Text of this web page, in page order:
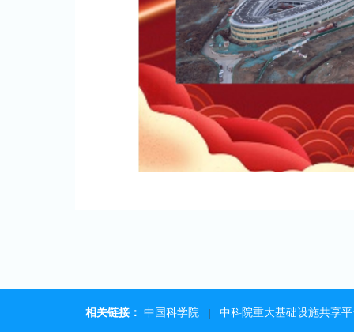
相关链接： 中国科学院 中科院重大基础设施共享